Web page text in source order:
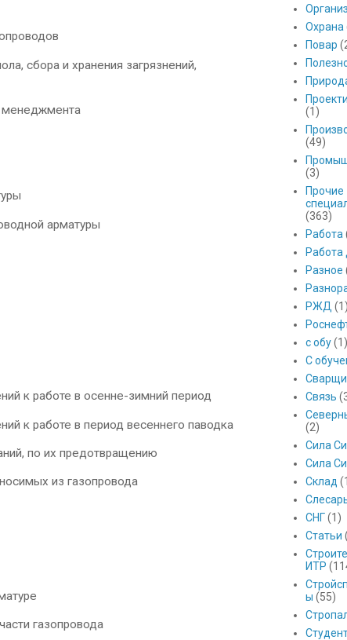
сбора и хранения загрязнений,
арматуры
к работе в осенне-зимний период
к работе в период весеннего паводка
по их предотвращению
из газопровода
газопровода
Охрана
Повар
(1)
(49)
(3)
Прочие
(363)
Работа
Работа
Разное
РЖД
с обу (1)
С
Связь
(2)
Сила
Сила
Склад
СНГ (1)
Статьи
ИТР
ы (55)